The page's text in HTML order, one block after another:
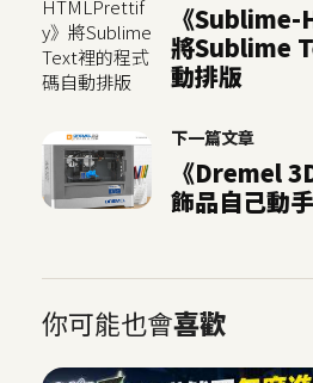
《
將Sublime
動排版
下一篇文章
《Dremel
飾品自己動
你可能也會喜歡